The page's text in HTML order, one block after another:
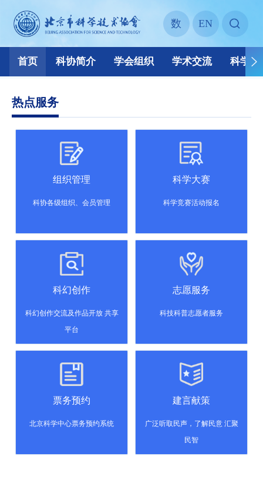
热点服务
组织管理
科协各级组织、会员管理
科学大赛
科学竞赛活动报名
科幻创作
科幻创作交流及作品开放 共享
平台
志愿服务
科技科普志愿者服务
票务预约
北京科学中心票务预约系统
建言献策
广泛听取民声，了解民意 汇聚
民智